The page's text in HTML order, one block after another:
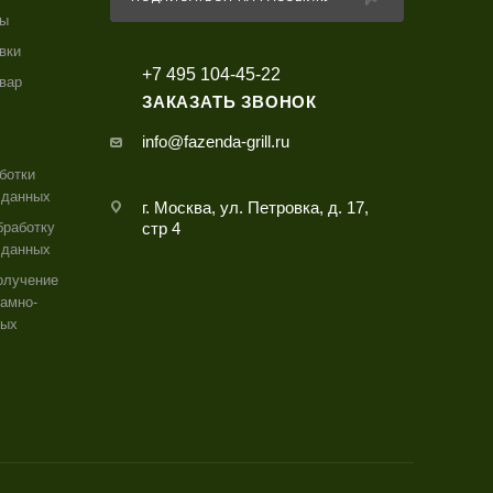
+7 495 104-45-22
ЗАКАЗАТЬ ЗВОНОК
info@fazenda-grill.ru
г. Москва, ул. Петровка, д. 17,
стр 4